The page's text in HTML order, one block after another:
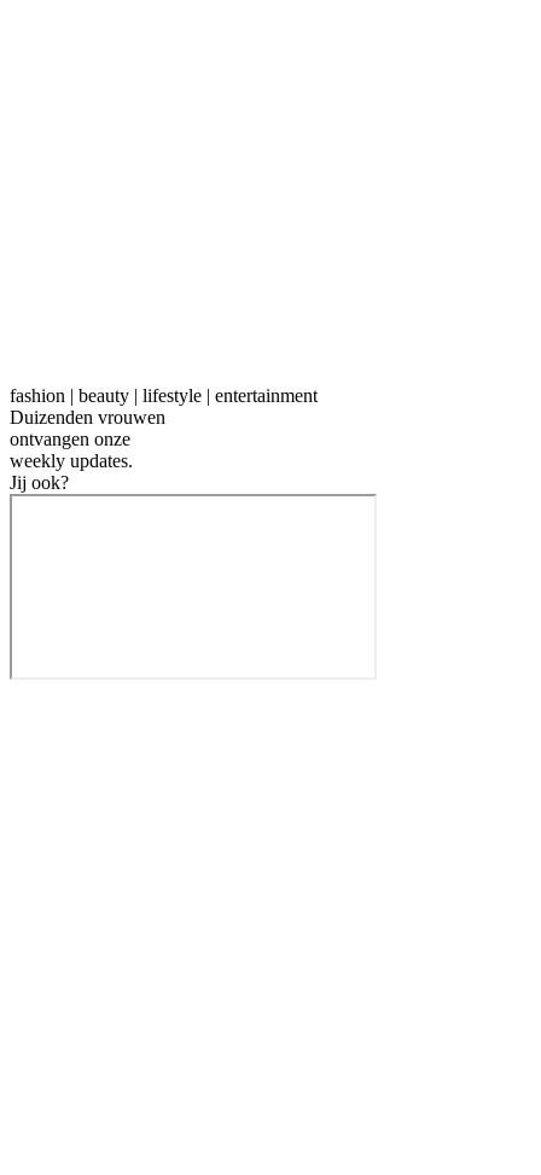
fashion | beauty | lifestyle | entertainment
Duizenden vrouwen
ontvangen onze
weekly updates.
Jij ook?